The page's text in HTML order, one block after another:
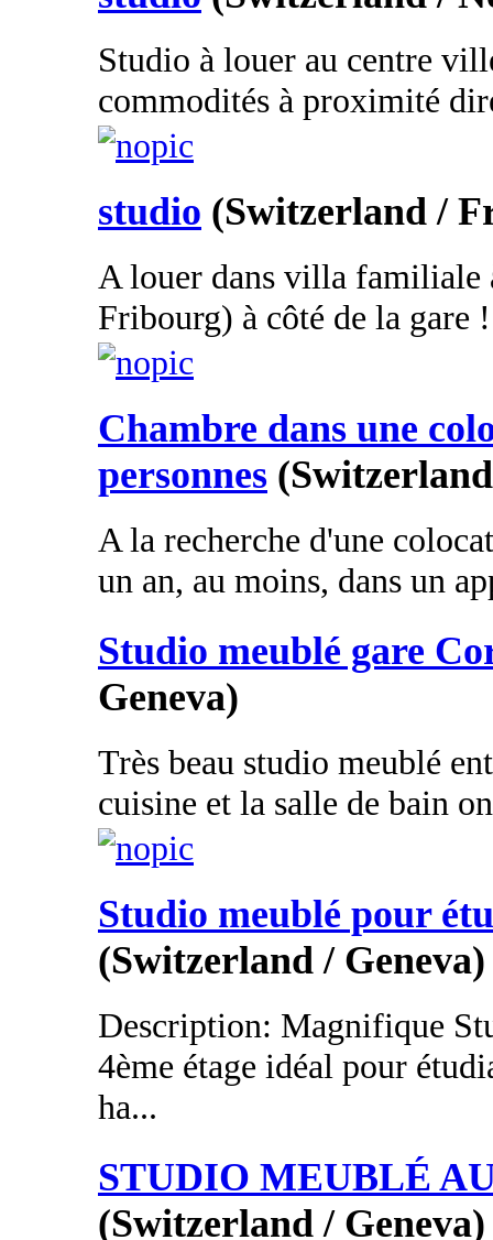
Studio à louer au centre
commodités à proximité
studio (Switzerland /
A louer dans villa familiale
Fribourg) à côté de la gare
Chambre dans une
personnes
A la recherche d'une
un an, au moins, dans un
Studio meublé gare
Geneva)
Très beau studio meublé
cuisine et la salle de bain
Studio meublé pour
(Switzerland / Geneva)
Description: Magnifique
4ème étage idéal pour
ha...
STUDIO MEUBLÉ
(Switzerland / Geneva)